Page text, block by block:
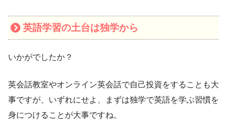
英語学習の土台は独学から
いかがでしたか？
英会話教室やオンライン英会話で自己投資をすることも大
事ですが、いずれにせよ、まずは独学で英語を学ぶ習慣を
身につけることが大事ですね。